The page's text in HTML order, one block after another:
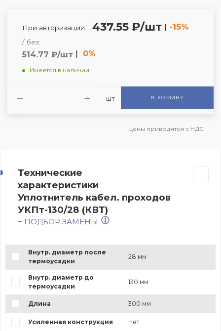
При авторизации: 437.55 ₽/шт | -15%
/ без:
514.77 ₽/шт | 0%
Имеется в наличии
шт В КОРЗИНУ
Цены приводятся с НДС
Технические
характеристики
Уплотнитель кабел. проходов
УКПт-130/28 (КВТ)
+ ПОДБОР ЗАМЕНЫ
Внутр. диаметр после
термоусадки
28 мм
Внутр. диаметр до
термоусадки
130 мм
Длина 300 мм
Усиленная конструкция Нет